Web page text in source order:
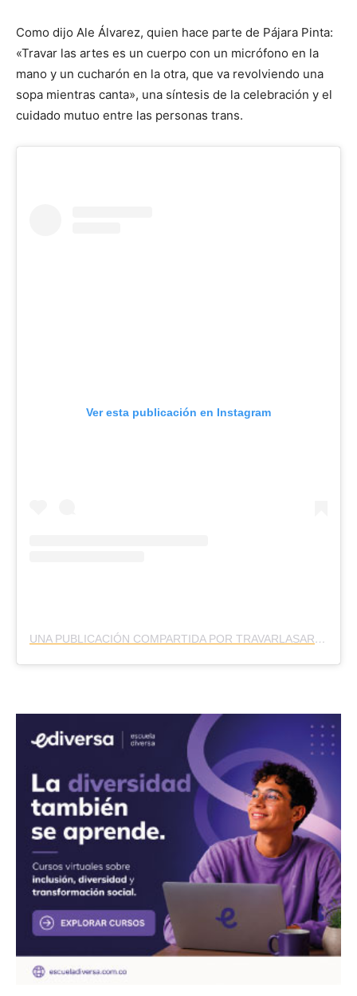
Como dijo Ale Álvarez, quien hace parte de Pájara Pinta:
«Travar las artes es un cuerpo con un micrófono en la
mano y un cucharón en la otra, que va revolviendo una
sopa mientras canta», una síntesis de la celebración y el
cuidado mutuo entre las personas trans.
Ver esta publicación en Instagram
UNA PUBLICACIÓN COMPARTIDA POR TRAVARLASARTES (@TRAVARLASARTES6)